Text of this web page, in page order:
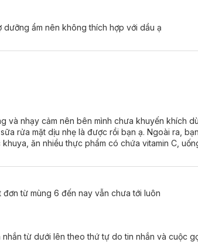
dưỡng ẩm nên không thích hợp với dầu ạ
và nhạy cảm nên bên mình chưa khuyến khích
rửa mặt dịu nhẹ là được rồi bạn ạ. Ngoài ra,
ăn nhiều thực phẩm có chứa vitamin C,
từ mùng 6 đến nay vẫn chưa tới luôn
từ dưới lên theo thứ tự do tin nhắn và cuộc